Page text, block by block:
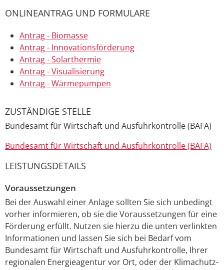
ONLINEANTRAG UND FORMULARE
Antrag - Biomasse
Antrag - Innovationsförderung
Antrag - Solarthermie
Antrag - Visualisierung
Antrag - Wärmepumpen
ZUSTÄNDIGE STELLE
Bundesamt für Wirtschaft und Ausfuhrkontrolle (BAFA)
Bundesamt für Wirtschaft und Ausfuhrkontrolle (BAFA)
LEISTUNGSDETAILS
Voraussetzungen
Bei der Auswahl einer Anlage sollten Sie sich unbedingt
vorher informieren, ob sie die Voraussetzungen für eine
Förderung erfüllt. Nutzen sie hierzu die unten verlinkten
Informationen und lassen Sie sich bei Bedarf vom
Bundesamt für Wirtschaft und Ausfuhrkontrolle, Ihrer
regionalen Energieagentur vor Ort, oder der Klimachutz-